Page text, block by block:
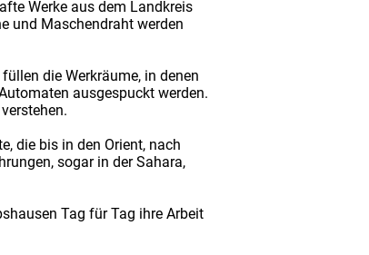
Werke aus dem Landkreis
und Maschendraht werden
die Werkräume, in denen
ausgespuckt werden.
die bis in den Orient, nach
sogar in der Sahara,
Tag für Tag ihre Arbeit